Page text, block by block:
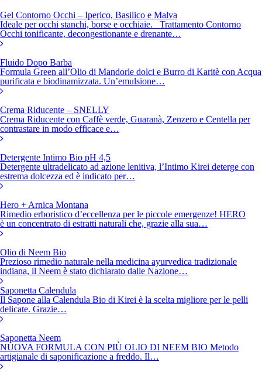
Gel Contorno Occhi – Iperico, Basilico e Malva
Ideale per occhi stanchi, borse e occhiaie. Trattamento Contorno
Occhi tonificante, decongestionante e drenante…
Fluido Dopo Barba
Formula Green all’Olio di Mandorle dolci e Burro di Karitè con Acqua
purificata e biodinamizzata. Un’emulsione…
Crema Riducente – SNELLY
Crema Riducente con Caffè verde, Guaranà, Zenzero e Centella per
contrastare in modo efficace e…
Detergente Intimo Bio pH 4,5
Detergente ultradelicato ad azione lenitiva, l’Intimo Kirei deterge con
estrema dolcezza ed è indicato per…
Hero + Arnica Montana
Rimedio erboristico d’eccellenza per le piccole emergenze! HERO
è un concentrato di estratti naturali che, grazie alla sua…
Olio di Neem Bio
Prezioso rimedio naturale nella medicina ayurvedica tradizionale
indiana, il Neem è stato dichiarato dalle Nazione…
Saponetta Calendula
Il Sapone alla Calendula Bio di Kirei è la scelta migliore per le pelli
delicate. Grazie…
Saponetta Neem
NUOVA FORMULA CON PIÙ OLIO DI NEEM BIO Metodo
artigianale di saponificazione a freddo. Il…